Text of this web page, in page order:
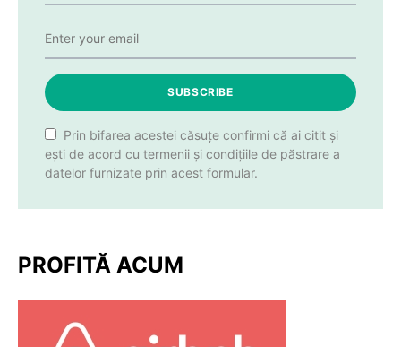
SUBSCRIBE
Prin bifarea acestei căsuțe confirmi că ai citit și
ești de acord cu termenii și condițiile de păstrare a
datelor furnizate prin acest formular.
PROFITĂ ACUM